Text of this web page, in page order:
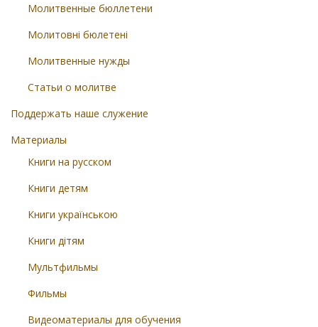
Молитвенные бюллетени
Молитовні бюлетені
Молитвенные нужды
Статьи о молитве
Поддержать наше служение
Материалы
Книги на русском
Книги детям
Книги українською
Книги дітям
Мультфильмы
Фильмы
Видеоматериалы для обучения